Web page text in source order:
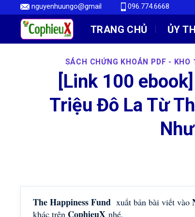
Skip
content
nguyenhuungo@gmail 096.774.6668
TRANG CHỦ ỦY
SÁCH CHỨNG KHOÁN PDF -
[Link 100
Triệu Đô La Từ
The Happiness Fund xuất bản bài viết vào
khác trên CophieuX nhé.